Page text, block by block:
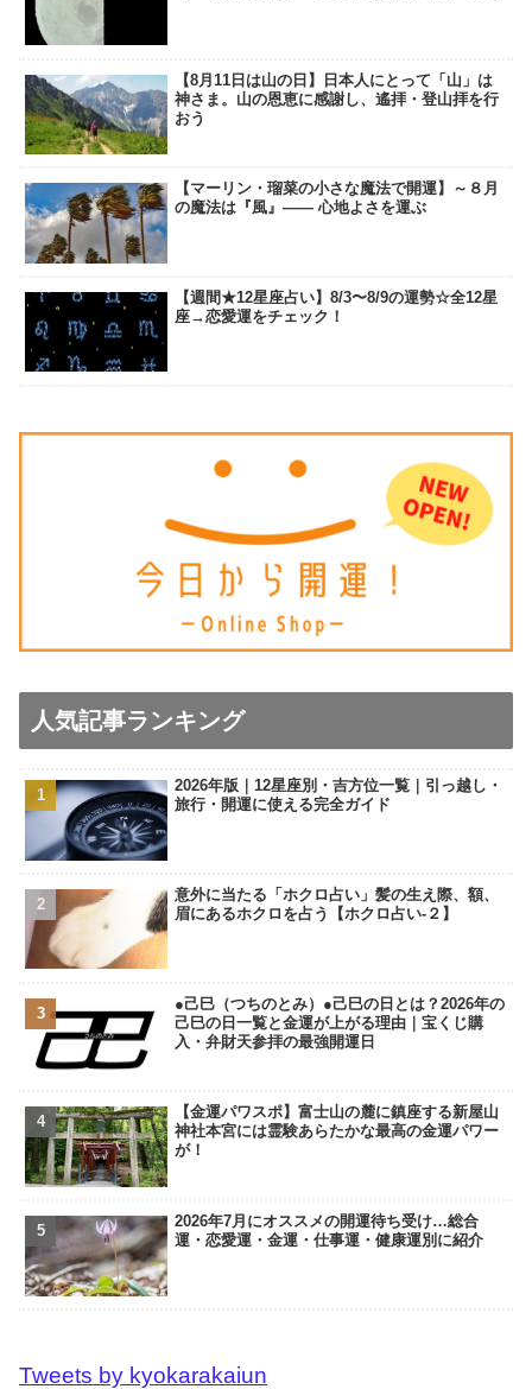
【8月11日は山の日】日本人にとって「山」は
神さま。山の恩恵に感謝し、遙拝・登山拝を行
おう
【マーリン・瑠菜の小さな魔法で開運】～８月
の魔法は『風』―― 心地よさを運ぶ
【週間★12星座占い】8/3〜8/9の運勢☆全12星
座→恋愛運をチェック！
人気記事ランキング
2026年版｜12星座別・吉方位一覧｜引っ越し・
旅行・開運に使える完全ガイド
意外に当たる「ホクロ占い」髪の生え際、額、
眉にあるホクロを占う【ホクロ占い‐２】
●己巳（つちのとみ）●己巳の日とは？2026年の
己巳の日一覧と金運が上がる理由｜宝くじ購
入・弁財天参拝の最強開運日
【金運パワスポ】富士山の麓に鎮座する新屋山
神社本宮には霊験あらたかな最高の金運パワー
が！
2026年7月にオススメの開運待ち受け…総合
運・恋愛運・金運・仕事運・健康運別に紹介
Tweets by kyokarakaiun